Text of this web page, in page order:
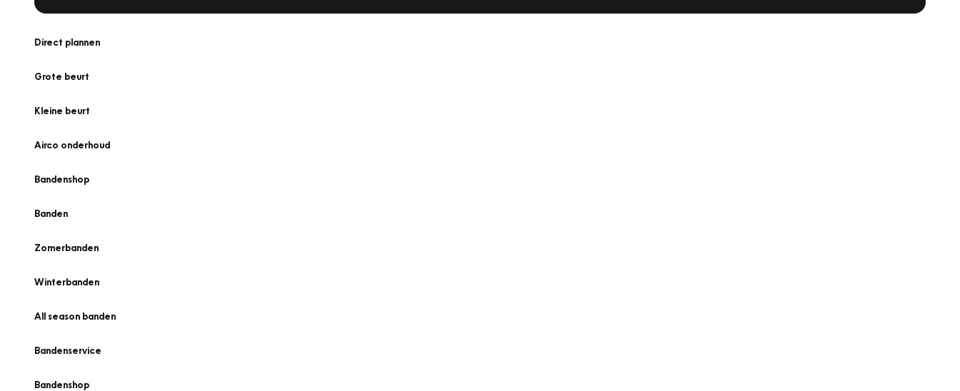
Direct plannen
Grote beurt
Kleine beurt
Airco onderhoud
Bandenshop
Banden
Zomerbanden
Winterbanden
All season banden
Bandenservice
Bandenshop